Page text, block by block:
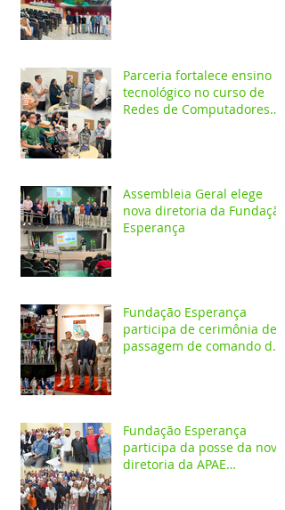
ambiente
Parceria fortalece ensino
tecnológico no curso de
Redes de Computadores
Assembleia Geral elege
nova diretoria da Fundação
Esperança
Fundação Esperança
participa de cerimônia de
passagem de comando do
Fundação Esperança
participa da posse da nova
diretoria da APAE